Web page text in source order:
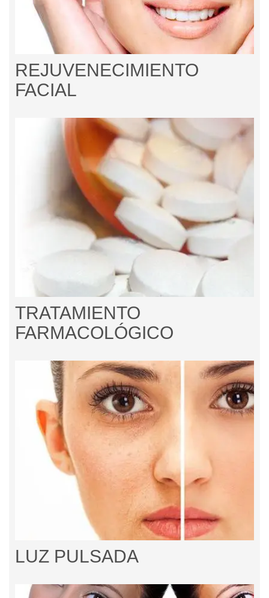
REJUVENECIMIENTO
FACIAL
TRATAMIENTO
FARMACOLÓGICO
LUZ PULSADA